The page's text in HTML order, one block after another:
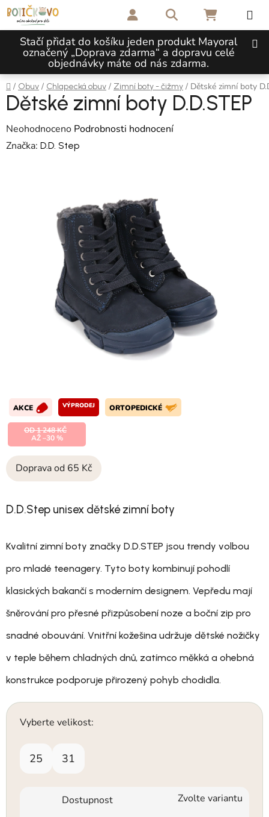
Přejít na obsah
Stačí přidat do košíku jeden produkt Mayoral
označený „Doprava zdarma“ a dopravu celé
objednávky máte od nás zdarma.
Hledat NÁKUPNÍ
Domů
/ Obuv / Chlapecká obuv / Zimní boty - čižmy / Dětské zimní boty
Doprava od 65 Kč
D.D.Step unisex dětské zimní boty
Kvalitní zimní boty značky D.D.STEP jsou trendy volbou
pro mladé teenagery. Tyto boty kombinují pohodlí
klasických bakančí s moderním designem. Vepředu mají
šněrování pro přesné přizpůsobení noze a boční zip pro
snadné obouvání. Vnitřní kožešina udržuje dětské nožičky
v teple během chladných dnů, zatímco měkká a ohebná
konstrukce podporuje přirozený pohyb chodidla.
Vyberte velikost:
25 31
Dostupnost Zvolte variantu
Dětské zimní boty D.D.STEP
Průměrné hodnocení produktu je 0,0 z 5 hvězdiček.
Neohodnoceno Podrobnosti hodnocení
Značka: D.D. Step
AKCE VÝPRODEJ ORTOPEDICKÉ
OD 1 248 KČ
AŽ –30 %